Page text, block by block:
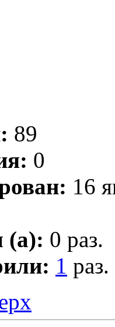
89
0
16
(а): 0 раз.
1 раз.